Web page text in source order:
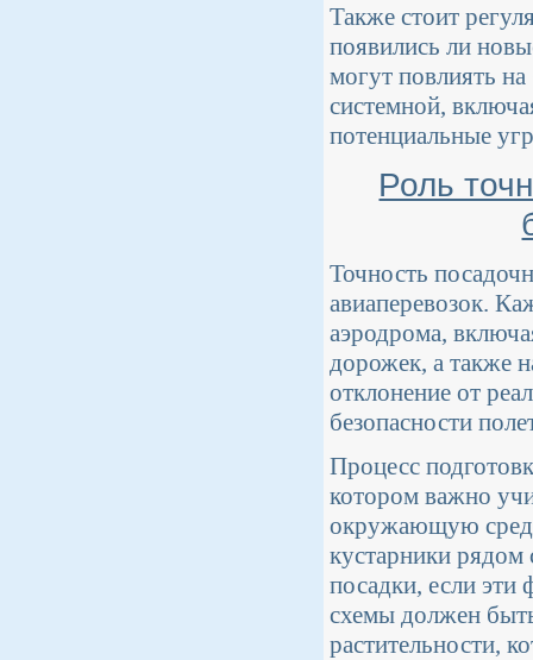
Также стоит
появились ли
могут повлиять
системной,
потенциальные
Роль
Точность
авиаперевозок.
аэродрома,
дорожек, а также
отклонение от
безопасности
Процесс
котором важно
окружающую
кустарники
посадки, если эти
схемы должен
растительности,